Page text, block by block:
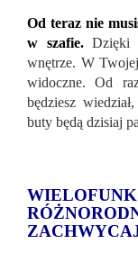
Od teraz nie
w szafie.Dzięki
wnętrze. W
widoczne. Od
będziesz
buty będą dzisiaj